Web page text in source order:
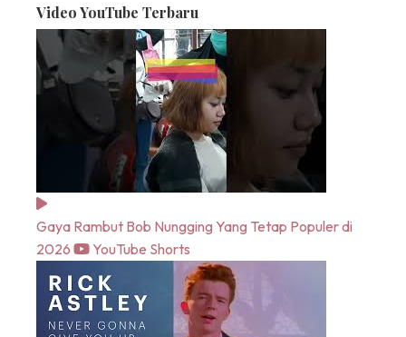
Video YouTube Terbaru
Gaya Rambut Bob Nungging Yang Tetap Populer di
2026
YouTube Shorts